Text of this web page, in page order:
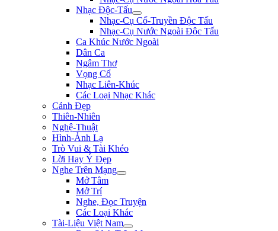
Nhạc Độc-Tấu
Nhạc-Cụ Cổ-Truyền Độc Tấu
Nhạc-Cụ Nước Ngoài Độc Tấu
Ca Khúc Nước Ngoài
Dân Ca
Ngâm Thơ
Vọng Cổ
Nhạc Liên-Khúc
Các Loại Nhạc Khác
Cảnh Đẹp
Thiên-Nhiên
Nghệ-Thuật
Hình-Ảnh Lạ
Trò Vui & Tài Khéo
Lời Hay Ý Đẹp
Nghe Trên Mạng
Mở Tâm
Mở Trí
Nghe, Đọc Truyện
Các Loại Khác
Tài-Liệu Việt Nam